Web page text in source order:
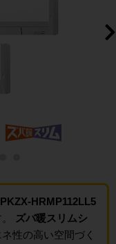
PKZX-HRMP112LL5
ズバ暖スリムシ
性の高い空間づく